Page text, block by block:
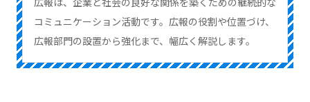
広報は、企業と社会の良好な関係を築くための継続的な
コミュニケーション活動です。広報の役割や位置づけ、
広報部門の設置から強化まで、幅広く解説します。